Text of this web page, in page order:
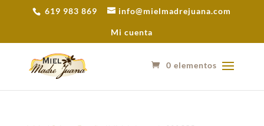
619 983 869 info@mielmadrejuana.com
Mi cuenta
0 elementos